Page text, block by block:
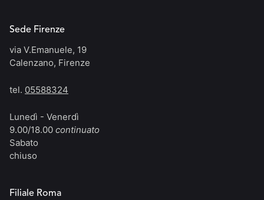
Sede Firenze
via V.Emanuele, 19
Calenzano, Firenze
tel. 05588324
Lunedì - Venerdì
9.00/18.00 continuato
Sabato
chiuso
Filiale Roma